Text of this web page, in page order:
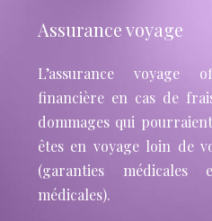
Assurance voyage
L’assurance voyage
financière en cas de
dommages qui
êtes en voyage loin de
(garanties médicales
médicales).